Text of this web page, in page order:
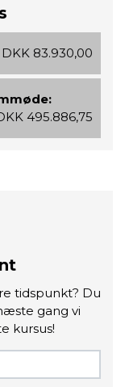
DKK 83.930,00
495.886,75
tidspunkt? Du
gang vi
kursus!